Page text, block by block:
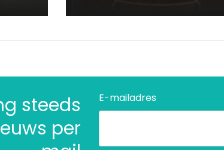
steeds
per
E-mailadres